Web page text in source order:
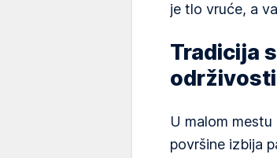
je tlo vruće, a
Tradicija
održivosti
U malom
površine izbija